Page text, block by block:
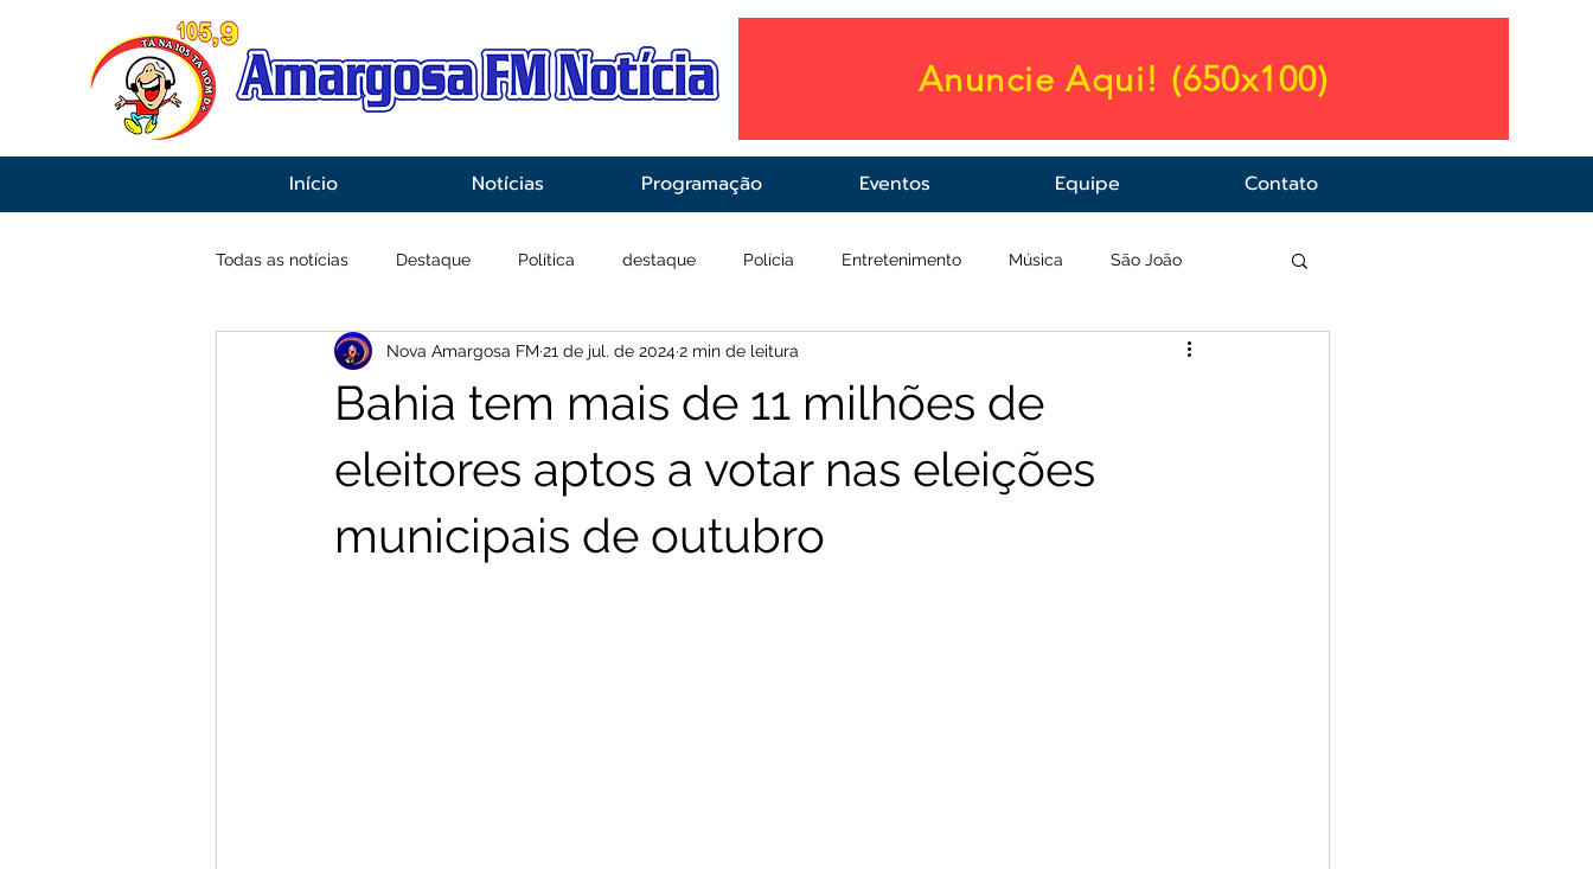
Anuncie Aqui! (650x100)
Início Notícias Programação Eventos Equipe Contato
Todas as notícias Destaque Política destaque Polícia Entretenimento Música São João
Economia Esportes Infraestrutura Saúde
Bahia tem mais de 11 milhões de
eleitores aptos a votar nas eleições
municipais de outubro
Nova Amargosa FM 21 de jul. de 20242 min de leitura